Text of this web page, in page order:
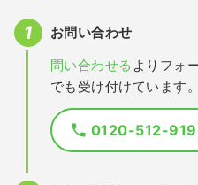
お問い合わせ
問い合わせる よりフォ
でも受け付けています。
0120-512-